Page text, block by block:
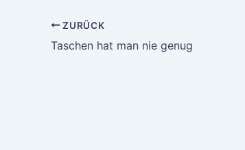
ZURÜCK
Taschen hat man nie genug